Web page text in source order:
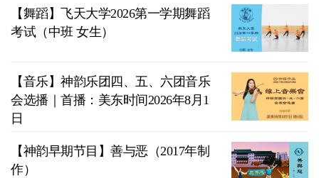
【舞蹈】飞天大学2026第一学期舞蹈
考试（中班 女生）
【音乐】神韵乐团四、五、六团音乐
会选播｜首播：美东时间2026年8月1
日
【神韵早期节目】善与恶（2017年制
作）